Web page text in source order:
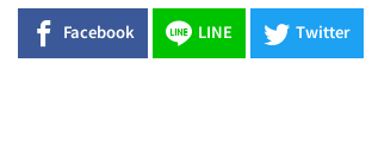
Facebook LINE Twitter